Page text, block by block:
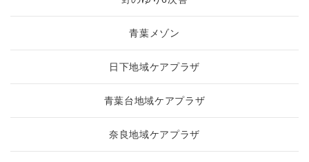
青葉メゾン
日下地域ケアプラザ
青葉台地域ケアプラザ
奈良地域ケアプラザ